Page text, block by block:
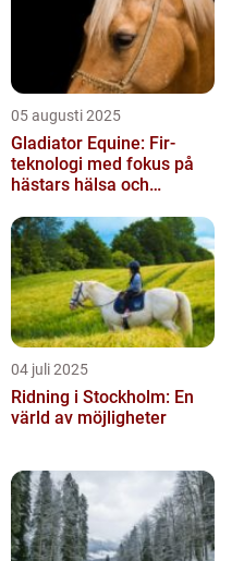
05 augusti 2025
Gladiator Equine: Fir-
teknologi med fokus på
hästars hälsa och
04 juli 2025
Ridning i Stockholm: En
värld av möjligheter